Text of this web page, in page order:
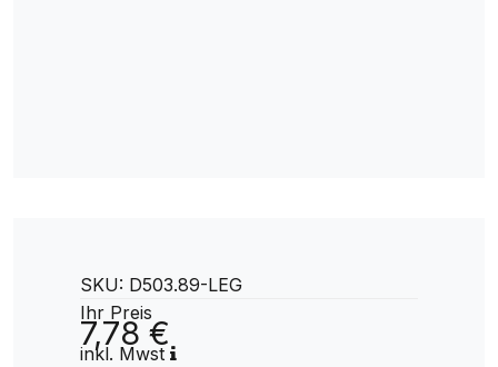
SKU: D503.89-LEG
Ihr Preis
7,78 €
inkl. Mwst